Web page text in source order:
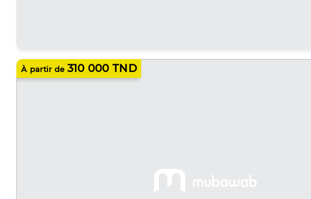
À partir de 310 000 TND